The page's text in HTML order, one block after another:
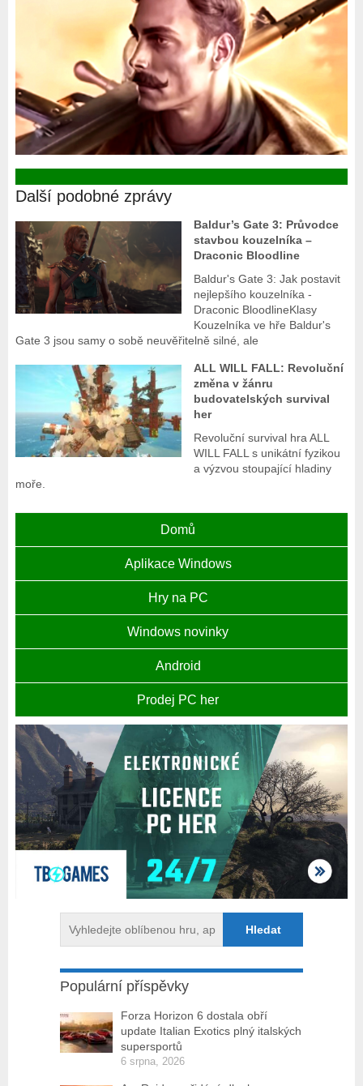
Další podobné zprávy
Baldur’s Gate 3: Průvodce
stavbou kouzelníka –
Draconic Bloodline
Baldur's Gate 3: Jak postavit
nejlepšího kouzelníka -
Draconic BloodlineKlasy
Kouzelníka ve hře Baldur's
Gate 3 jsou samy o sobě neuvěřitelně silné, ale
ALL WILL FALL: Revoluční
změna v žánru
budovatelských survival
her
Revoluční survival hra ALL
WILL FALL s unikátní fyzikou
a výzvou stoupající hladiny
moře.
Domů
Aplikace Windows
Hry na PC
Windows novinky
Android
Prodej PC her
Populární příspěvky
Forza Horizon 6 dostala obří
update Italian Exotics plný italských
supersportů
6 srpna, 2026